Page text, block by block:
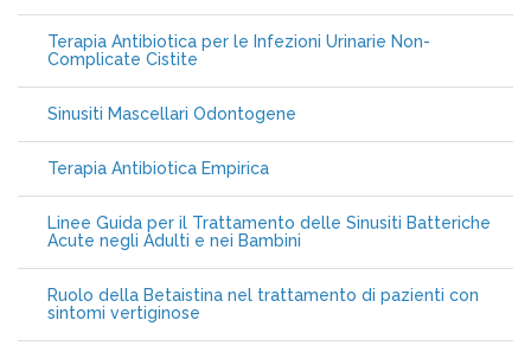
Terapia Antibiotica per le Infezioni Urinarie Non-
Complicate Cistite
Sinusiti Mascellari Odontogene
Terapia Antibiotica Empirica
Linee Guida per il Trattamento delle Sinusiti Batteriche
Acute negli Adulti e nei Bambini
Ruolo della Betaistina nel trattamento di pazienti con
sintomi vertiginose